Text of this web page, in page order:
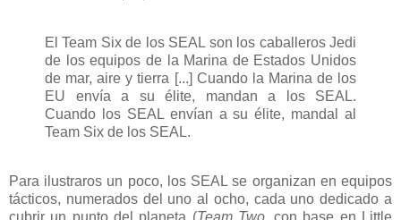
El Team Six de los SEAL son los caballeros Jedi
de los equipos de la Marina de Estados Unidos
de mar, aire y tierra [...] Cuando la Marina de los
EU envía a su élite, mandan a los SEAL.
Cuando los SEAL envían a su élite, mandal al
Team Six de los SEAL.
Para ilustraros un poco, los SEAL se organizan en equipos
tácticos, numerados del uno al ocho, cada uno dedicado a